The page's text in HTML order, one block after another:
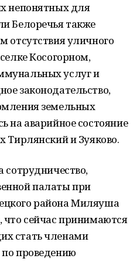
непонятных для
Белоречья также
отсутствия уличного
Косогорном,
услуг и
законодательство,
земельных
на аварийное состояние
Тирлянский и Зуяково.
сотрудничество,
палаты при
района Миляуша
что сейчас принимаются
стать членами
проведению